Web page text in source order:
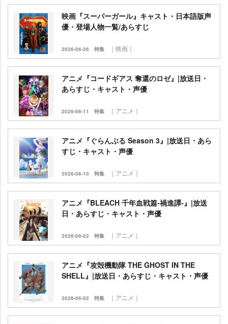
映画『スーパーガール』キャスト・日本語版声
優・登場人物一覧/あらすじ
2026-06-26 特集 ｜映画｜
アニメ『コードギアス 奪還のロゼ』|放送日・
あらすじ・キャスト・声優
2026-06-11 特集 ｜アニメ｜
アニメ『ぐらんぶる Season 3』|放送日・あら
すじ・キャスト・声優
2026-06-10 特集 ｜アニメ｜
アニメ『BLEACH 千年血戦篇-禍進譚-』|放送
日・あらすじ・キャスト・声優
2026-06-02 特集 ｜アニメ｜
アニメ『攻殻機動隊 THE GHOST IN THE
SHELL』|放送日・あらすじ・キャスト・声優
2026-06-02 特集 ｜アニメ｜